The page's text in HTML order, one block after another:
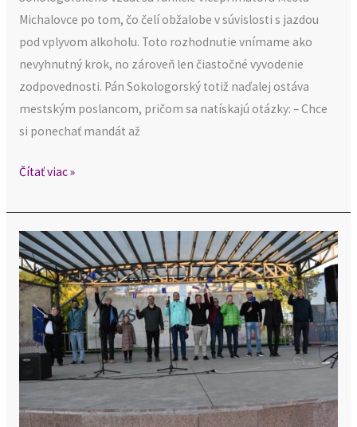
Michalovce po tom, čo čelí obžalobe v súvislosti s jazdou
pod vplyvom alkoholu. Toto rozhodnutie vnímame ako
nevyhnutný krok, no zároveň len čiastočné vyvodenie
zodpovednosti. Pán Sokologorský totiž naďalej ostáva
mestským poslancom, pričom sa natískajú otázky: – Chce
si ponechať mandát až
Čítať viac »
Deň
Európy
aj
v
Michalovciach